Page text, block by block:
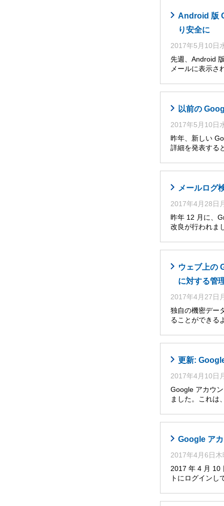
Android 版
り安全に
2017年5月10日
先週、Android
メールに表示
以前の
2017年5月10日
昨年、新しい
詳細を発表する
メールログ
2017年4月28日
昨年 12 月に、
改良が行われま
ウェブ上の
に対する管
2017年4月27日
独自の機密デー
ることができる
更新:
2017年4月10日
Google アカウ
ました。これは
Google ア
2017年4月6日木
2017 年 4 月 10
トにログイン